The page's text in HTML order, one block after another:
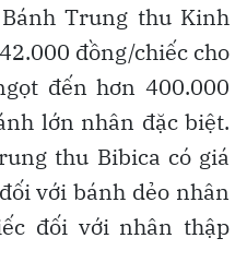
Trung thu Kinh
đồng/chiếc cho
đến hơn 400.000
lớn nhân đặc biệt.
thu Bibica có giá
với bánh dẻo nhân
đối với nhân thập